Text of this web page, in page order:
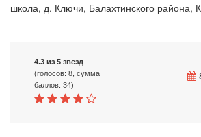
школа, д. Ключи, Балахтинского района,
4.3 из 5 звезд
(голосов: 8, сумма
баллов: 34)